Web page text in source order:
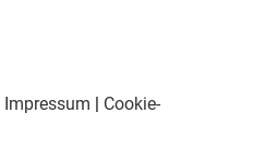
Impressum | Cookie-